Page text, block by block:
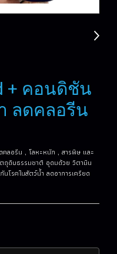
+ คอนดิชัน
ลดคลอรีน
ลอรีน , โลหะหนัก , สารพิษ และ
ถุดิบธรรมชาติ อุดมด้วย วิตามิน
โรคในสัตว์น้ำ ลดอาการเครียด